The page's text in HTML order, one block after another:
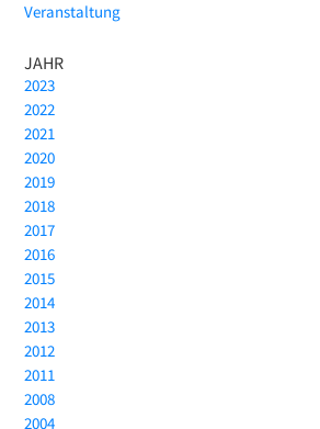
Veranstaltung
JAHR
2023
2022
2021
2020
2019
2018
2017
2016
2015
2014
2013
2012
2011
2008
2004